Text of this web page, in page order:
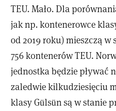
TEU. Mało. Dla
jak np. kontenerowce
od 2019 roku) mieszczą w
756 kontenerów TEU.
jednostka będzie pływać
zaledwie kilkudziesięciu
klasy Gülsün są w stanie